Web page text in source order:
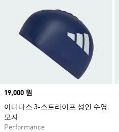
Price
19,000 원
아디다스 3-스트라이프 성인 수영
모자
Performance